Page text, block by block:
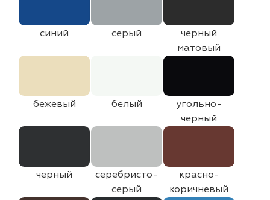
синий серый
черный
матовый
бежевый белый
угольно-
черный
черный
серебристо-
серый
красно-
коричневый